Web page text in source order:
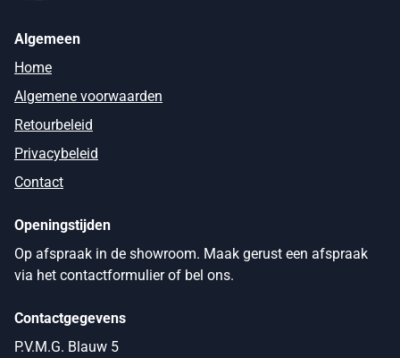
Algemeen
Home
Algemene voorwaarden
Retourbeleid
Privacybeleid
Contact
Openingstijden
Op afspraak in de showroom. Maak gerust een afspraak
via het contactformulier of bel ons.
Contactgegevens
P.V.M.G. Blauw 5